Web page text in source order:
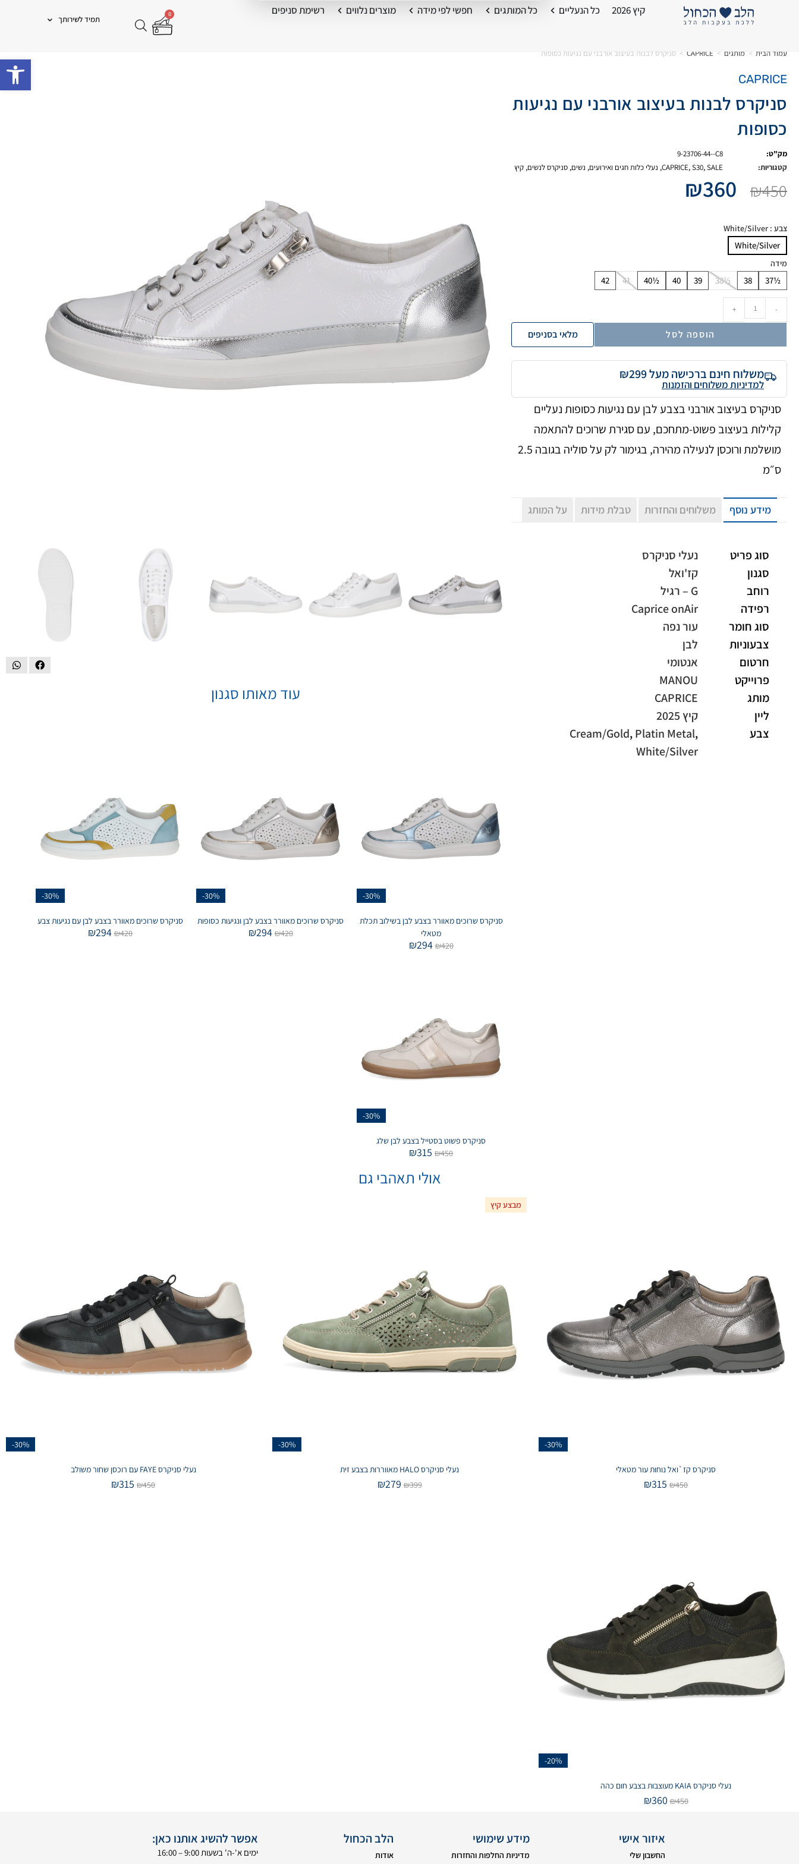
קיץ 2026 כל הנעליים כל המותגים חפשי לפי מידה מוצרים נלווים רשימת סניפים 0
תמיד לשירותך
עמוד הבית > מותגים >
CAPRICE
> סניקרס לבנות בעיצוב אורבני עם נגיעות כסופות
CAPRICE
סניקרס לבנות בעיצוב אורבני עם נגיעות
כסופות
מק"ט:
9-23706-44--C8
קטגוריות:
CAPRICE,S30,SALE
, נעלי כלות חגים ואירועים, נשים, סניקרס לנשים, קיץ
₪450
₪360
צבע : White/Silver
White/Silver
מידה
37½
38
38½
39
40
40½
41
42
-
+
הוספה לסל מלאי בסניפים
משלוח חינם ברכישה מעל ₪299
למדיניות משלוחים והזמנות
סניקרס בעיצוב אורבני בצבע לבן עם נגיעות כסופות נעליים
קלילות בעיצוב פשוט-מתחכם, עם סגירת שרוכים להתאמה
מושלמת ורוכסן לנעילה מהירה, בגימור לק על סוליה בגובה 2.5
ס״מ
מידע נוסף משלוחים והחזרות טבלת מידות על המותג
סוג פריט
נעלי סניקרס
סגנון
קז'ואל
רוחב
G – רגיל
רפידה
Caprice onAir
סוג חומר
עור נפה
צבעוניות
לבן
חרטום
אנטומי
פרוייקט
MANOU
מותג
CAPRICE
ליין
קיץ 2025
צבע
Cream/Gold,Platin Metal,
White/Silver
עוד מאותו סגנון
-30%
סניקרס שרוכים מאוורר בצבע לבן בשילוב תכלת
מטאלי
₪420
₪294
-30%
סניקרס שרוכים מאוורר בצבע לבן ונגיעות כסופות
₪420
₪294
-30%
סניקרס שרוכים מאוורר בצבע לבן עם נגיעות צבע
₪420
₪294
-30%
סניקרס פשוט בסטייל בצבע לבן שלג
₪450
₪315
אולי תאהבי גם
-30%
סניקרס קז`ואל נוחות עור מטאלי
₪450
₪315
מבצע קיץ
-30%
נעלי סניקרס HALO מאווררות בצבע זית
₪399
₪279
-30%
נעלי סניקרס FAYE עם רוכסן שחור משולב
₪450
₪315
-20%
נעלי סניקרס KAIA מעוצבות בצבע חום כהה
₪450
₪360
איזור אישי
החשבון שלי
מידע שימושי
מדיניות החלפות והחזרות
הלב הכחול
אודות
אפשר להשיג אותנו כאן:
ימים א'-ה' בשעות 9:00 – 16:00